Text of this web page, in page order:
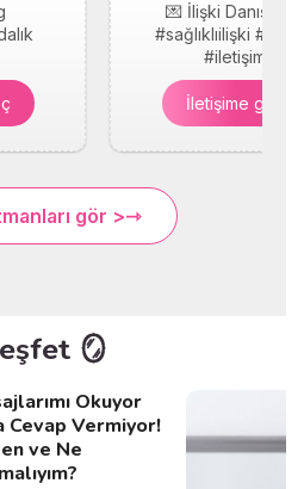
💌 İlişki Danışmanı
#sağlıklıilişki
#iletişim
İletişime geç
gör >
🪞
Okuyor
Cevap Vermiyor!
ve Ne